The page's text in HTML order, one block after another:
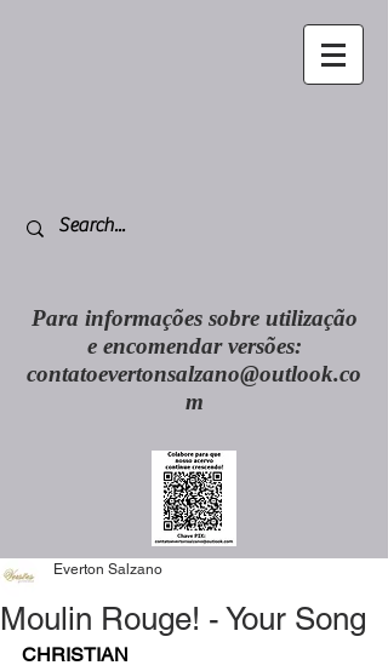
Para informações sobre utilização
e encomendar versões:
contatoevertonsalzano@outlook.co
m
Moulin Rouge! - Your Song
Everton Salzano
CHRISTIAN